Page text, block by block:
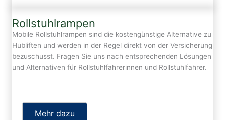
Rollstuhlrampen
Mobile Rollstuhlrampen sind die kostengünstige Alternative zu
Hubliften und werden in der Regel direkt von der Versicherung
bezuschusst. Fragen Sie uns nach entsprechenden Lösungen
und Alternativen für Rollstuhlfahrerinnen und Rollstuhlfahrer.
Mehr dazu